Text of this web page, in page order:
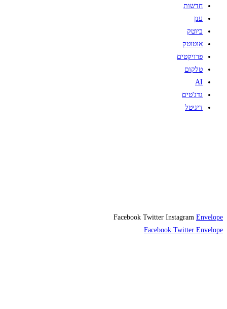
חדשות
ענן
ביוטק
אוטוטק
פרויקטים
טלקום
AI
גדג'טים
דיגיטל
Facebook Twitter Instagram Envelope
Facebook Twitter Envelope